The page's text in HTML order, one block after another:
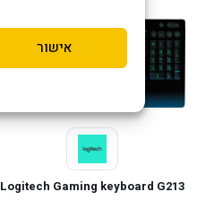
אישור
Logitech Gaming keyboard G213